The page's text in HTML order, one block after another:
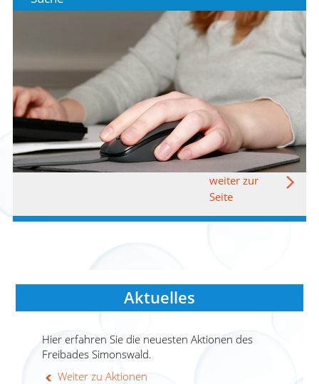
weiter zur
Seite
Aktuelles
Hier erfahren Sie die neuesten Aktionen des
Freibades Simonswald.
Weiter zu Aktionen